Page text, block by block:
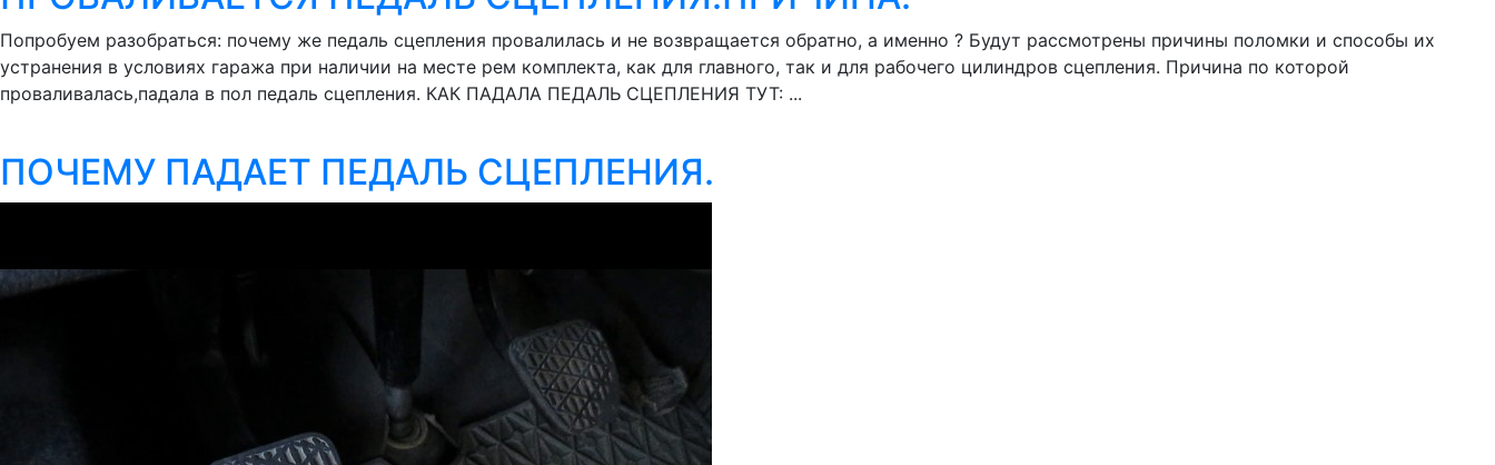
Попробуем разобраться: почему же педаль сцепления провалилась и не возвращается обратно, а именно ? Будут рассмотрены причины поломки и способы их
устранения в условиях гаража при наличии на месте рем комплекта, как для главного, так и для рабочего цилиндров сцепления. Причина по которой
проваливалась,падала в пол педаль сцепления. КАК ПАДАЛА ПЕДАЛЬ СЦЕПЛЕНИЯ ТУТ: ...
ПОЧЕМУ ПАДАЕТ ПЕДАЛЬ СЦЕПЛЕНИЯ.